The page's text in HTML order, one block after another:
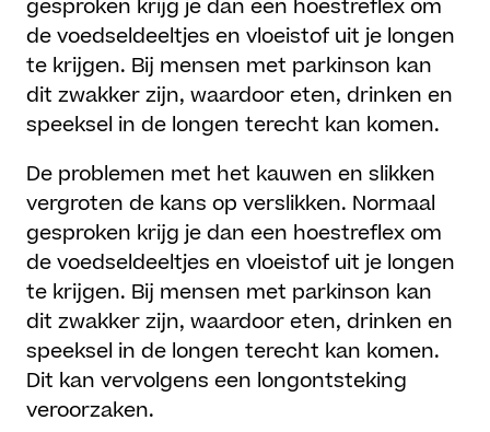
gesproken krijg je dan een hoestreflex om
de voedseldeeltjes en vloeistof uit je longen
te krijgen. Bij mensen met parkinson kan
dit zwakker zijn, waardoor eten, drinken en
speeksel in de longen terecht kan komen.
De problemen met het kauwen en slikken
vergroten de kans op verslikken. Normaal
gesproken krijg je dan een hoestreflex om
de voedseldeeltjes en vloeistof uit je longen
te krijgen. Bij mensen met parkinson kan
dit zwakker zijn, waardoor eten, drinken en
speeksel in de longen terecht kan komen.
Dit kan vervolgens een longontsteking
veroorzaken.